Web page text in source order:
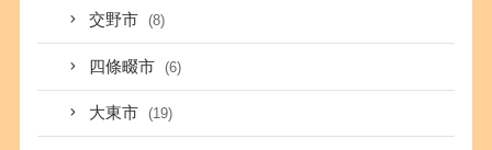
交野市 (8)
四條畷市 (6)
大東市 (19)